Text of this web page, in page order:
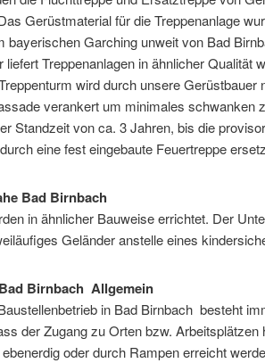
Gerüstmaterial für die Treppenanlage
bayerischen Garching unweit von Bad
liefert Treppenanlagen in ähnlicher Qualität
wird durch unsere Gerüstbauer
verankert um minimales schwanken
Standzeit von ca. 3 Jahren, bis die
eine fest eingebaute Feuertreppe
Bad Birnbach
in ähnlicher Bauweise errichtet. Der
Geländer anstelle eines
Birnbach Allgemein
in Bad Birnbach besteht
der Zugang zu Orten bzw. Arbeitsplätzen
oder durch Rampen erreicht